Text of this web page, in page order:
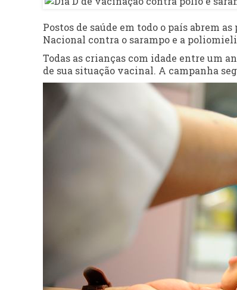
Postos de saúde em todo o país abrem as
Nacional contra o sarampo e a
Todas as crianças com idade entre um
de sua situação vacinal. A campanha